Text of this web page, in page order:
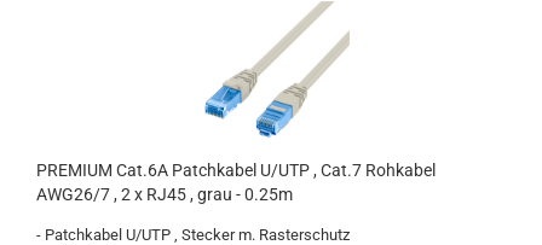
PRE­MI­UM Cat.6A Patch­ka­bel U/UTP , Cat.7 Roh­ka­bel
AWG26/7 , 2 x RJ45 , grau - 0.25m
- Patch­ka­bel U/UTP , Ste­cker m. Ras­ter­schutz